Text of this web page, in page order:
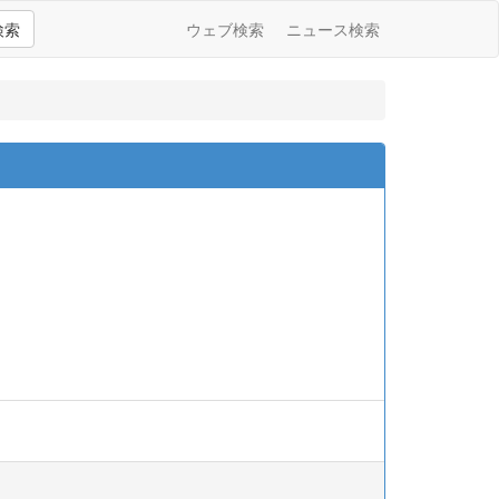
索 ウェブ検索 ニュース検索